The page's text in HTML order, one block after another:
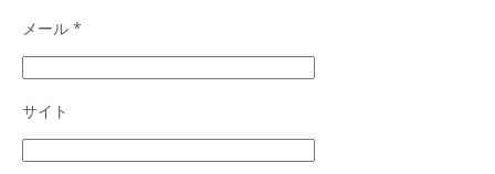
メール *
サイト